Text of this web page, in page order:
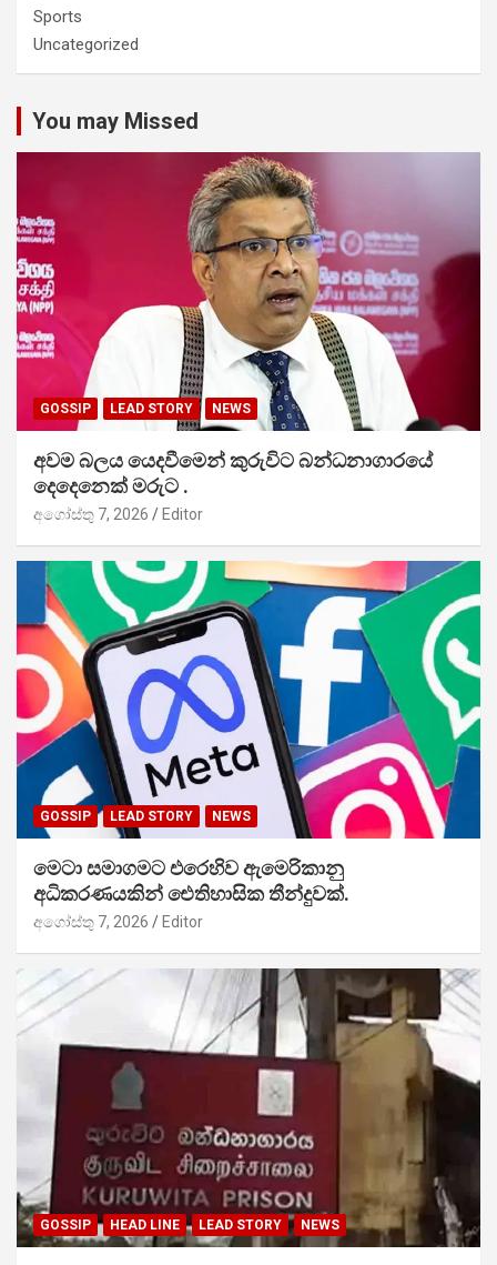
Sports
Uncategorized
You may Missed
GOSSIP LEAD STORY NEWS
අවම බලය යෙදවීමෙන් කුරුවිට බන්ධනාගාරයේ
දෙදෙනෙක් මරුට .
අගෝස්තු 7, 2026 Editor
GOSSIP LEAD STORY NEWS
මෙටා සමාගමට එරෙහිව ඇමෙරිකානු
අධිකරණයකින් ඓතිහාසික තීන්දුවක්.
අගෝස්තු 7, 2026 Editor
GOSSIP HEAD LINE LEAD STORY NEWS